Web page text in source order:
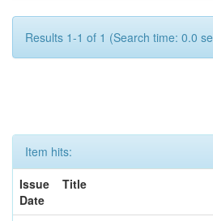
Results 1-1 of 1 (Search time: 0.0
Item hits:
Issue
Date
Title